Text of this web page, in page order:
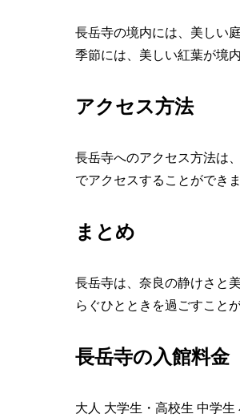
長岳寺の境内には、美しい
季節には、美しい紅葉が境
アクセス方法
長岳寺へのアクセス方法は
でアクセスすることができ
まとめ
長岳寺は、奈良の静けさと
らぐひとときを過ごすこと
長岳寺の入館料金
大人 大学生・高校生 中学